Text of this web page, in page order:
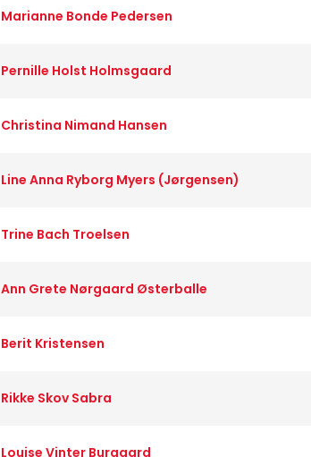
Marianne Bonde Pedersen
Pernille Holst Holmsgaard
Christina Nimand Hansen
Line Anna Ryborg Myers (Jørgensen)
Trine Bach Troelsen
Ann Grete Nørgaard Østerballe
Berit Kristensen
Rikke Skov Sabra
Louise Vinter Burgaard